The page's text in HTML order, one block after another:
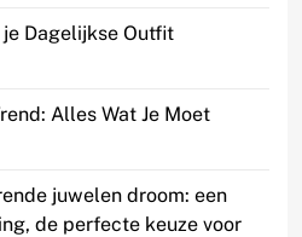
Dagelijkse Outfit
Alles Wat Je Moet
juwelen droom: een
de perfecte keuze voor